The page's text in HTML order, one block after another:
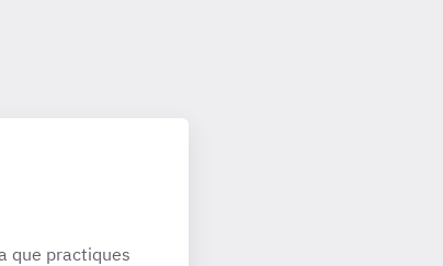
que practiques